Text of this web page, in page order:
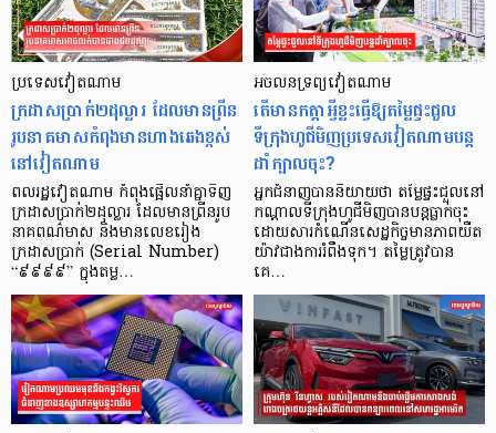
ប្រទេសវៀតណាម
ក្រដាសប្រាក់២ដុល្លារ ដែលមានព្រីន
រូបនាគមាសកំពុងមានហាងឆេងខ្ពស់
នៅវៀតណាម
ពលរដ្ឋវៀតណាម កំពុងផ្អើលនាំគ្នាទិញ
ក្រដាសប្រាក់២ដុល្លារ ដែលមានព្រីនរូប
នាគពណ៌មាស និងមានលេខរៀង
ក្រដាសប្រាក់ (Serial Number)
“៩៩៩៩” ក្នុងតម្ល…
អចលនទ្រព្យវៀតណាម
តើមានកត្តាអ្វីខ្លះធ្វើឱ្យតម្លៃផ្ទះជួល
ទីក្រុងហូជីមិញប្រទេសវៀតណាមបន្ត
ដាំក្បាលចុះ?
អ្នកជំនាញបាននិយាយថា តម្លៃផ្ទះជួលនៅ
កណ្តាលទីក្រុងហូជីមិញបានបន្តធ្លាក់ចុះ
ដោយសារកំណើនសេដ្ឋកិច្ចមានភាពយឺត
យ៉ាវជាងការរំពឹងទុក។ តម្លៃត្រូវបាន
គេ…